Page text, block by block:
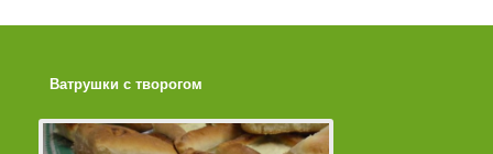
Ватрушки с творогом